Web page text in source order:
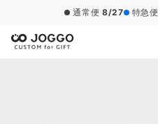
通常便 8/27 特急便